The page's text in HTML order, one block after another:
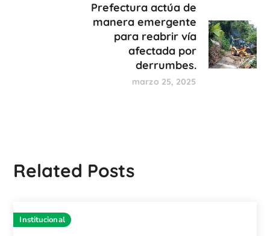
Prefectura actúa de
manera emergente
para reabrir vía
afectada por
derrumbes.
marzo 25, 2025
Related Posts
Institucional